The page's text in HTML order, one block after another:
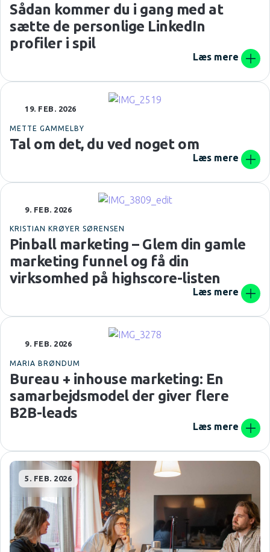
Sådan kommer du i gang med at
sætte de personlige LinkedIn
profiler i spil
Læs mere
19. FEB. 2026
METTE GAMMELBY
Tal om det, du ved noget om
Læs mere
9. FEB. 2026
KRISTIAN KRØYER SØRENSEN
Pinball marketing – Glem din gamle
marketing funnel og få din
virksomhed på highscore-listen
Læs mere
9. FEB. 2026
MARIA BRØNDUM
Bureau + inhouse marketing: En
samarbejdsmodel der giver flere
B2B-leads
Læs mere
5. FEB. 2026